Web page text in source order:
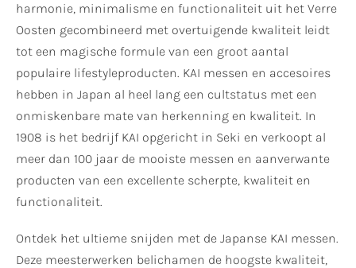
harmonie, minimalisme en functionaliteit uit het Verre
Oosten gecombineerd met overtuigende kwaliteit leidt
tot een magische formule van een groot aantal
populaire lifestyleproducten. KAI messen en accesoires
hebben in Japan al heel lang een cultstatus met een
onmiskenbare mate van herkenning en kwaliteit. In
1908 is het bedrijf KAI opgericht in Seki en verkoopt al
meer dan 100 jaar de mooiste messen en aanverwante
producten van een excellente scherpte, kwaliteit en
functionaliteit.
Ontdek het ultieme snijden met de Japanse KAI messen.
Deze meesterwerken belichamen de hoogste kwaliteit,